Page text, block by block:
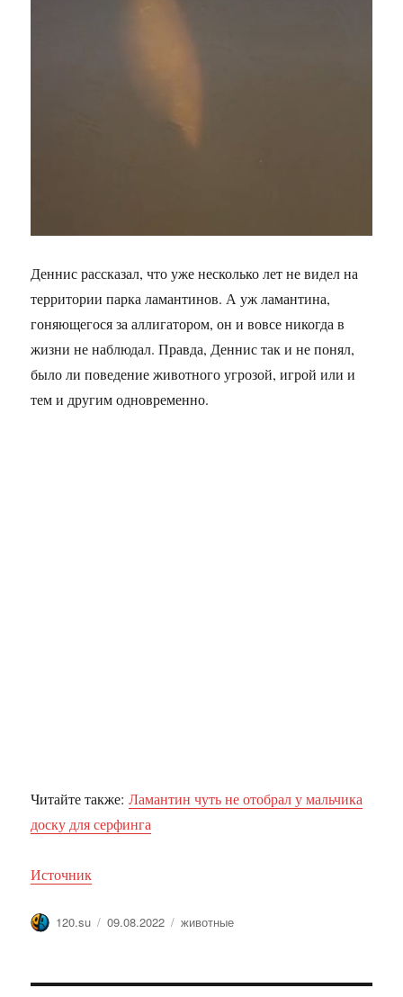
Деннис рассказал, что уже несколько лет не видел на
территории парка ламантинов. А уж ламантина,
гоняющегося за аллигатором, он и вовсе никогда в
жизни не наблюдал. Правда, Деннис так и не понял,
было ли поведение животного угрозой, игрой или и
тем и другим одновременно.
Читайте также:Ламантин чуть не отобрал у мальчика
доску для серфинга
Источник
Автор
120.su Опубликовано
09.08.2022 Метки
животные